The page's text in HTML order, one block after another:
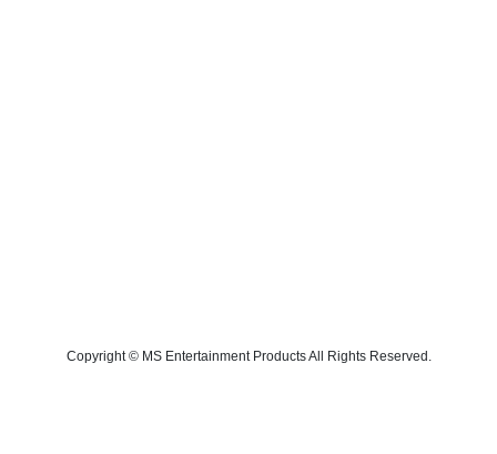
Copyright © MS Entertainment Products All Rights Reserved.